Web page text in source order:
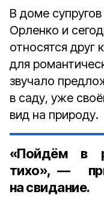
В доме
Орленко и
относятся друг
для
звучало
в саду, уже
вид на природу.
«Пойдём в
тихо», —
на свидание.